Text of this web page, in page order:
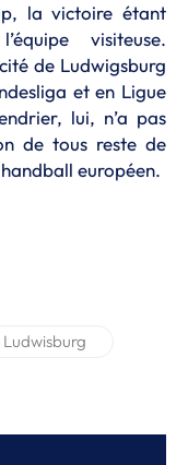
la victoire étant
visiteuse.
de Ludwigsburg
et en Ligue
lui, n’a pas
de tous reste de
européen.
Ludwisburg